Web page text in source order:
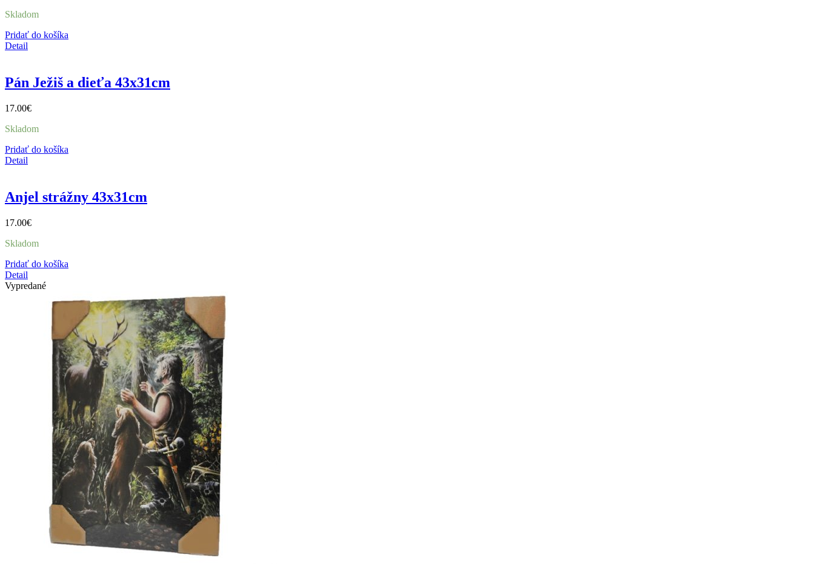
Skladom
Pridať do košíka
Detail
Pán Ježiš a dieťa 43x31cm
17.00€
Skladom
Pridať do košíka
Detail
Anjel strážny 43x31cm
17.00€
Skladom
Pridať do košíka
Detail
Vypredané